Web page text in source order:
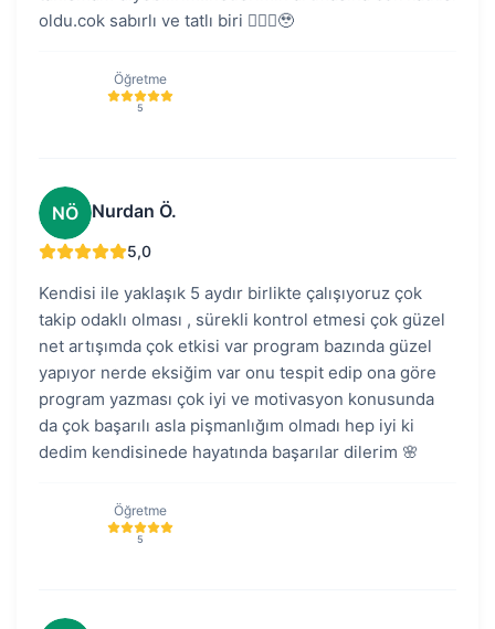
oldu.cok sabırlı ve tatlı biri 🧚🏼‍♀️🥹
Öğretme
5
NÖ Nurdan Ö.
5,0
Kendisi ile yaklaşık 5 aydır birlikte çalışıyoruz çok
takip odaklı olması , sürekli kontrol etmesi çok güzel
net artışımda çok etkisi var program bazında güzel
yapıyor nerde eksiğim var onu tespit edip ona göre
program yazması çok iyi ve motivasyon konusunda
da çok başarılı asla pişmanlığım olmadı hep iyi ki
dedim kendisinede hayatında başarılar dilerim 🌸
Öğretme
5